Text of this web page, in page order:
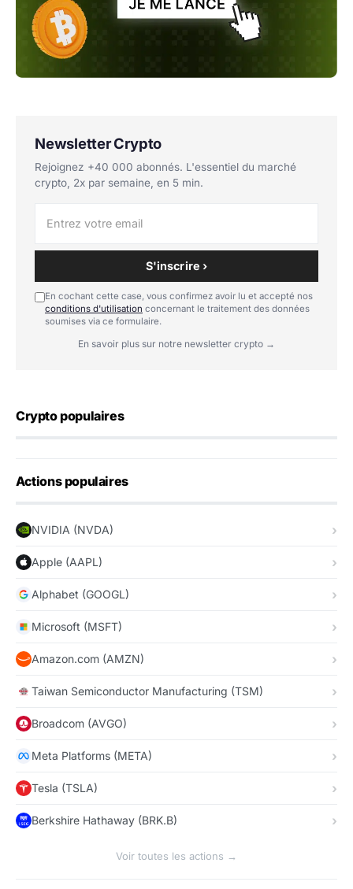
Newsletter Crypto
Rejoignez +40 000 abonnés. L'essentiel du marché
crypto, 2x par semaine, en 5 min.
S'inscrire ›
En cochant cette case, vous confirmez avoir lu et accepté nos
conditions d'utilisation concernant le traitement des données
soumises via ce formulaire.
En savoir plus sur notre newsletter crypto →
Crypto populaires
Actions populaires
NVIDIA (NVDA)
Apple (AAPL)
Alphabet (GOOGL)
Microsoft (MSFT)
Amazon.com (AMZN)
Taiwan Semiconductor Manufacturing (TSM)
Broadcom (AVGO)
Meta Platforms (META)
Tesla (TSLA)
Berkshire Hathaway (BRK.B)
Voir toutes les actions →